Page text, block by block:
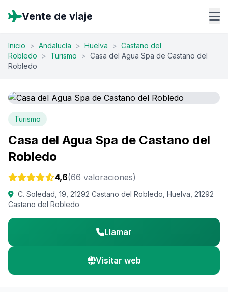
Vente de viaje
Inicio > Andalucía > Huelva > Castano del
Robledo
> Turismo > Casa del Agua Spa de Castano del
Robledo
Turismo
Casa del Agua Spa de Castano del
Robledo
4,6(66 valoraciones)
C. Soledad, 19, 21292 Castano del Robledo, Huelva, 21292
Castano del Robledo
Llamar
Visitar web